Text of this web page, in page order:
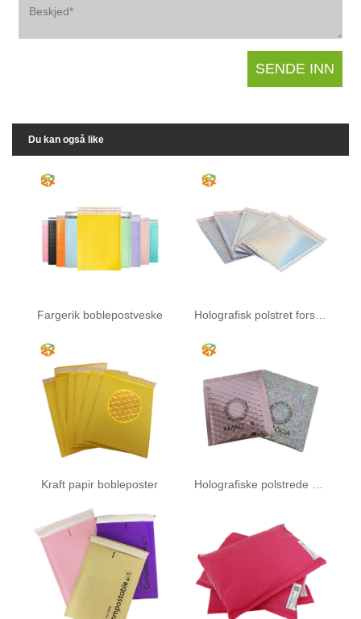
Du kan også like
Fargerik boblepostveske
Kraft papir bobleposter